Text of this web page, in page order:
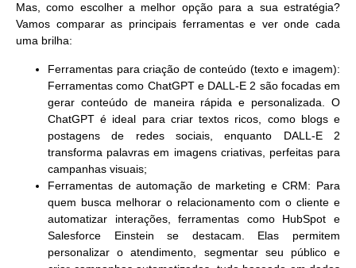
Mas, como escolher a melhor opção para a sua estratégia?
Vamos comparar as principais ferramentas e ver onde cada
uma brilha:
Ferramentas para criação de conteúdo (texto e imagem):
Ferramentas como ChatGPTe DALL-E 2 são focadas em
gerar conteúdo de maneira rápida e personalizada. O
ChatGPT é ideal para criar textos ricos, como blogs e
postagens de redes sociais, enquanto DALL-E 2
transforma palavras em imagens criativas, perfeitas para
campanhas visuais;
Ferramentas de automação de marketing e CRM: Para
quem busca melhorar o relacionamento com o cliente e
automatizar interações, ferramentas como HubSpot e
Salesforce Einstein se destacam. Elas permitem
personalizar o atendimento, segmentar seu público e